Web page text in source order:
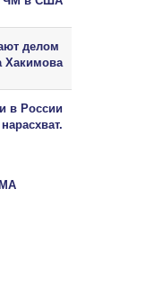
делом
Хакимова
в России
нарасхват.